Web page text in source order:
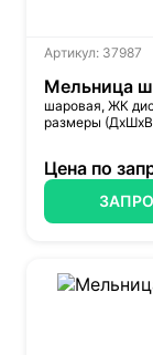
Артикул: 37987
Мельница
шаровая, ЖК
размеры
Цена по